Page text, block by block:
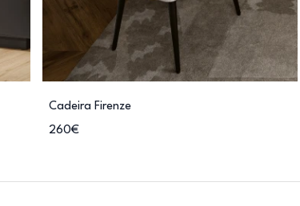
Cadeira Firenze
260€